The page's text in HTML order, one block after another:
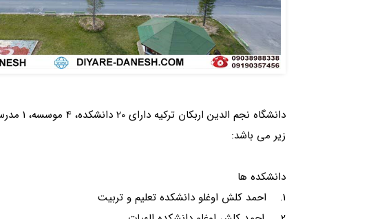
زیر می باشد:
دانشکده ها
1. احمد کلش اوغلو دانشکده تعلیم و تربیت